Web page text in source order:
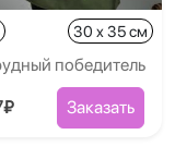
30 x 35 см
победитель
Заказать